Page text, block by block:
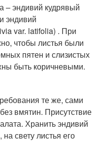
– эндивий кудрявый
эндивий
var. latifolia) . При
чтобы листья были
пятен и слизистых
быть коричневыми.
те же, сами
вмятин. Присутствие
Хранить эндивий
свету листья его